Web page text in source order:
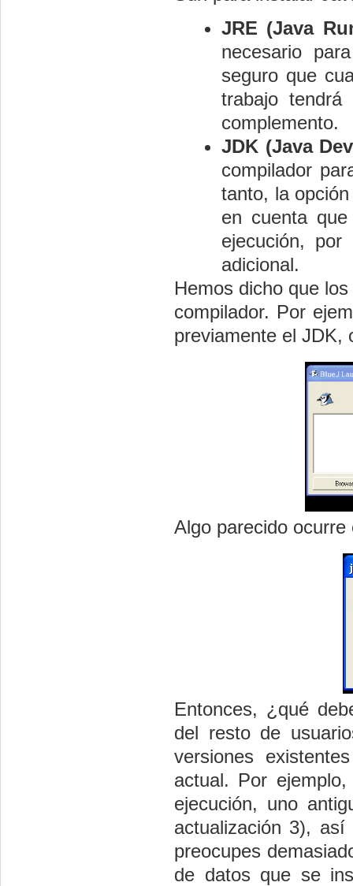
JRE (Java
necesario
seguro que
trabajo
complemento.
JDK (Java
compilador
tanto, la
en cuenta
ejecución,
adicional.
Hemos dicho que
compilador. Por
previamente el JDK,
Algo parecido ocurre
Entonces, ¿qué
del resto de
versiones
actual. Por
ejecución, uno
actualización 3),
preocupes
de datos que se